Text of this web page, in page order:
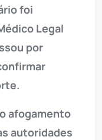
foi
Legal
por
afogamento
autoridades